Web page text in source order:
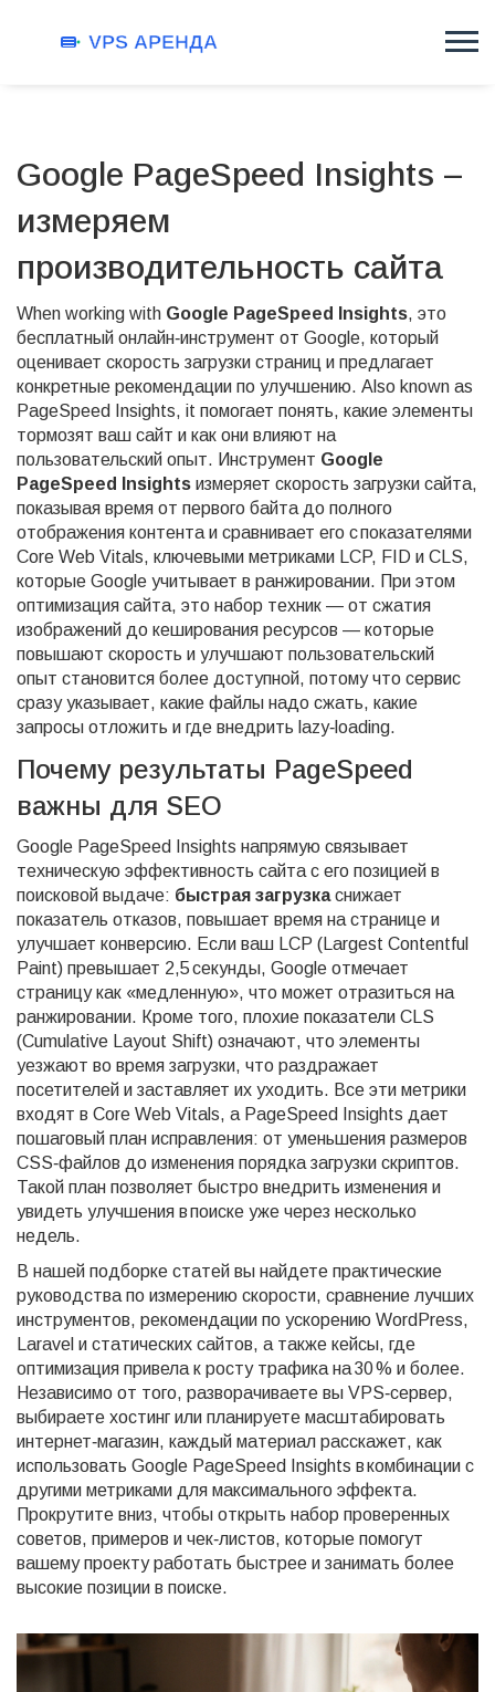
Google PageSpeed Insights –
измеряем
производительность сайта
When working with Google PageSpeed Insights, это
бесплатный онлайн‑инструмент от Google, который
оценивает скорость загрузки страниц и предлагает
конкретные рекомендации по улучшению. Also known as
PageSpeed Insights, it помогает понять, какие элементы
тормозят ваш сайт и как они влияют на
пользовательский опыт. Инструмент Google
PageSpeed Insights измеряет скорость загрузки сайта,
показывая время от первого байта до полного
отображения контента и сравнивает его с показателями
Core Web Vitals, ключевыми метриками LCP, FID и CLS,
которые Google учитывает в ранжировании. При этом
оптимизация сайта, это набор техник — от сжатия
изображений до кеширования ресурсов — которые
повышают скорость и улучшают пользовательский
опыт становится более доступной, потому что сервис
сразу указывает, какие файлы надо сжать, какие
запросы отложить и где внедрить lazy‑loading.
Почему результаты PageSpeed
важны для SEO
Google PageSpeed Insights напрямую связывает
техническую эффективность сайта с его позицией в
поисковой выдаче: быстрая загрузкаснижает
показатель отказов, повышает время на странице и
улучшает конверсию. Если ваш LCP (Largest Contentful
Paint) превышает 2,5 секунды, Google отмечает
страницу как «медленную», что может отразиться на
ранжировании. Кроме того, плохие показатели CLS
(Cumulative Layout Shift) означают, что элементы
уезжают во время загрузки, что раздражает
посетителей и заставляет их уходить. Все эти метрики
входят в Core Web Vitals, а PageSpeed Insights дает
пошаговый план исправления: от уменьшения размеров
CSS‑файлов до изменения порядка загрузки скриптов.
Такой план позволяет быстро внедрить изменения и
увидеть улучшения в поиске уже через несколько
недель.
В нашей подборке статей вы найдете практические
руководства по измерению скорости, сравнение лучших
инструментов, рекомендации по ускорению WordPress,
Laravel и статических сайтов, а также кейсы, где
оптимизация привела к росту трафика на 30 % и более.
Независимо от того, разворачиваете вы VPS‑сервер,
выбираете хостинг или планируете масштабировать
интернет‑магазин, каждый материал расскажет, как
использовать Google PageSpeed Insights в комбинации с
другими метриками для максимального эффекта.
Прокрутите вниз, чтобы открыть набор проверенных
советов, примеров и чек‑листов, которые помогут
вашему проекту работать быстрее и занимать более
высокие позиции в поиске.